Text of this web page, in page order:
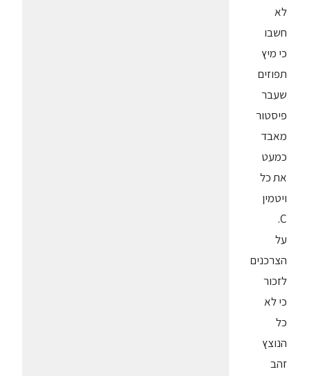
לא
חשבו
כי מיץ
תפוזים
שעבר
פיסטור
מאבד
כמעט
את כל
ויטמין
C.
על
הצרכנים
לזכור
כי לא
כל
הנוצץ
זהב